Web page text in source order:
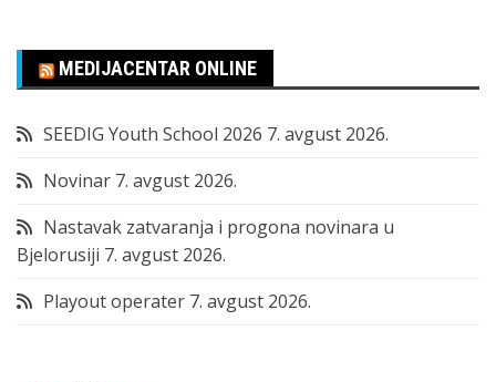
MEDIJACENTAR ONLINE
SEEDIG Youth School 2026 7. avgust 2026.
Novinar 7. avgust 2026.
Nastavak zatvaranja i progona novinara u
Bjelorusiji 7. avgust 2026.
Playout operater 7. avgust 2026.